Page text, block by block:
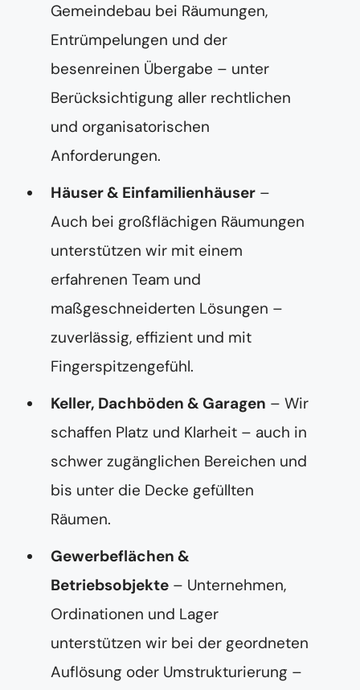
Gemeindebau bei Räumungen,
Entrümpelungen und der
besenreinen Übergabe – unter
Berücksichtigung aller rechtlichen
und organisatorischen
Anforderungen.
Häuser & Einfamilienhäuser –
Auch bei großflächigen Räumungen
unterstützen wir mit einem
erfahrenen Team und
maßgeschneiderten Lösungen –
zuverlässig, effizient und mit
Fingerspitzengefühl.
Keller, Dachböden & Garagen – Wir
schaffen Platz und Klarheit – auch in
schwer zugänglichen Bereichen und
bis unter die Decke gefüllten
Räumen.
Gewerbeflächen &
Betriebsobjekte – Unternehmen,
Ordinationen und Lager
unterstützen wir bei der geordneten
Auflösung oder Umstrukturierung –